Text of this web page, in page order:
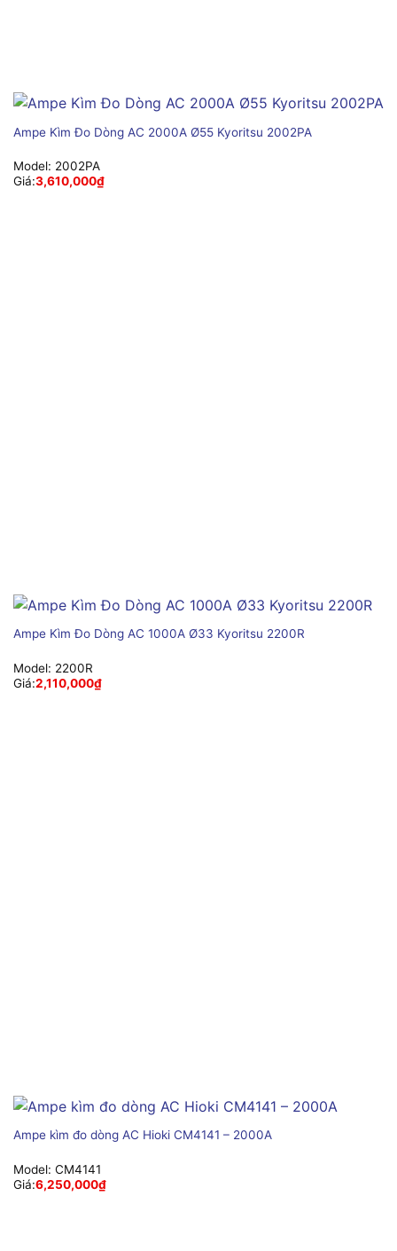
Ampe Kìm Đo Dòng AC 2000A Ø55 Kyoritsu 2002PA
Model: 2002PA
Giá:3,610,000₫
Ampe Kìm Đo Dòng AC 1000A Ø33 Kyoritsu 2200R
Model: 2200R
Giá:2,110,000₫
Ampe kìm đo dòng AC Hioki CM4141 – 2000A
Model: CM4141
Giá:6,250,000₫